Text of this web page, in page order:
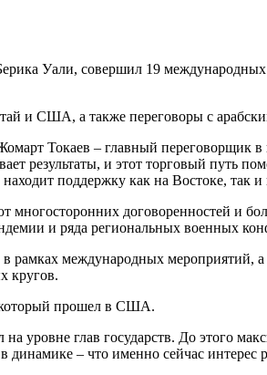
Уали, совершил 19
и США, а также переговоры с
Токаев – главный переговорщик в
результаты, и этот торговый путь
поддержку как на Востоке, так
многосторонних договоренностей и
и ряда региональных военных
международных мероприятий, а
кругов.
который прошел в США.
уровне глав государств. До этого
– что именно сейчас